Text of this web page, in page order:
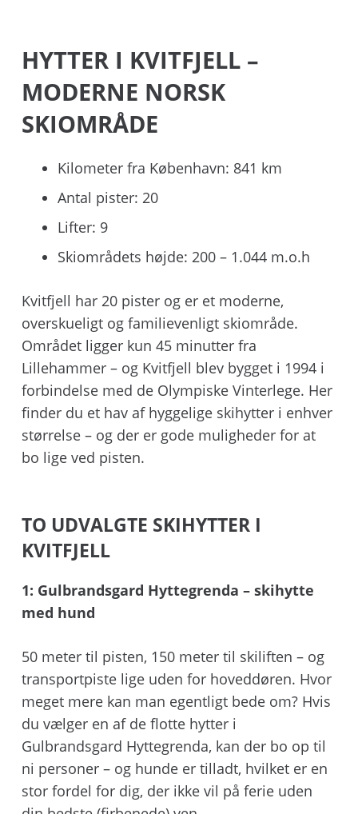
HYTTER I KVITFJELL –
MODERNE NORSK
SKIOMRÅDE
Kilometer fra København: 841 km
Antal pister: 20
Lifter: 9
Skiområdets højde: 200 – 1.044 m.o.h
Kvitfjell har 20 pister og er et moderne,
overskueligt og familievenligt skiområde.
Området ligger kun 45 minutter fra
Lillehammer – og Kvitfjell blev bygget i 1994 i
forbindelse med de Olympiske Vinterlege. Her
finder du et hav af hyggelige skihytter i enhver
størrelse – og der er gode muligheder for at
bo lige ved pisten.
TO UDVALGTE SKIHYTTER I
KVITFJELL
1: Gulbrandsgard Hyttegrenda – skihytte
med hund
50 meter til pisten, 150 meter til skiliften – og
transportpiste lige uden for hoveddøren. Hvor
meget mere kan man egentligt bede om? Hvis
du vælger en af de flotte hytter i
Gulbrandsgard Hyttegrenda, kan der bo op til
ni personer – og hunde er tilladt, hvilket er en
stor fordel for dig, der ikke vil på ferie uden